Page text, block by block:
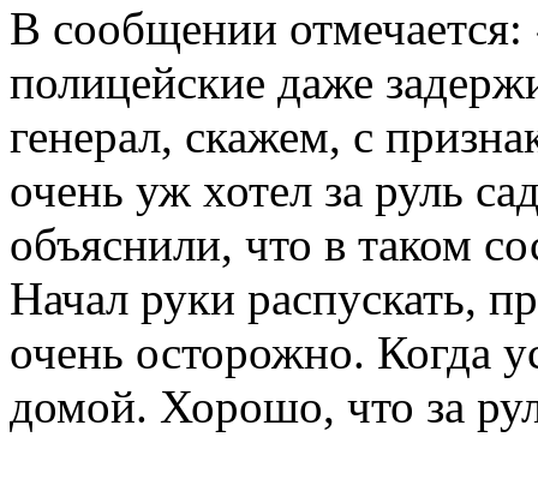
В сообщении
полицейские даже
генерал, скажем, с
очень уж хотел за руль
объяснили, что в таком
Начал руки распускать,
очень осторожно. Когда
домой. Хорошо, что за